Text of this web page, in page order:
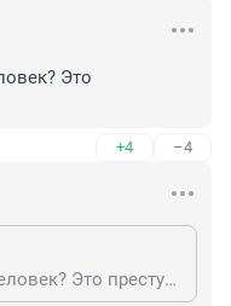
Это
+4 –4
Вы в своём уме? Хороший человек? Это преступник!